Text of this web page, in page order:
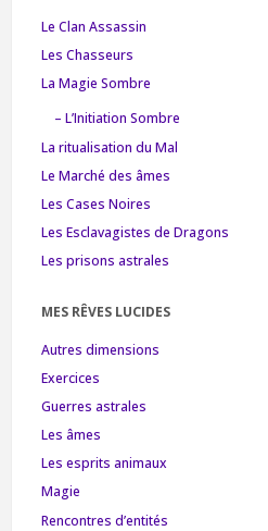
Le Clan Assassin
Les Chasseurs
La Magie Sombre
– L’Initiation Sombre
La ritualisation du Mal
Le Marché des âmes
Les Cases Noires
Les Esclavagistes de Dragons
Les prisons astrales
MES RÊVES LUCIDES
Autres dimensions
Exercices
Guerres astrales
Les âmes
Les esprits animaux
Magie
Rencontres d’entités